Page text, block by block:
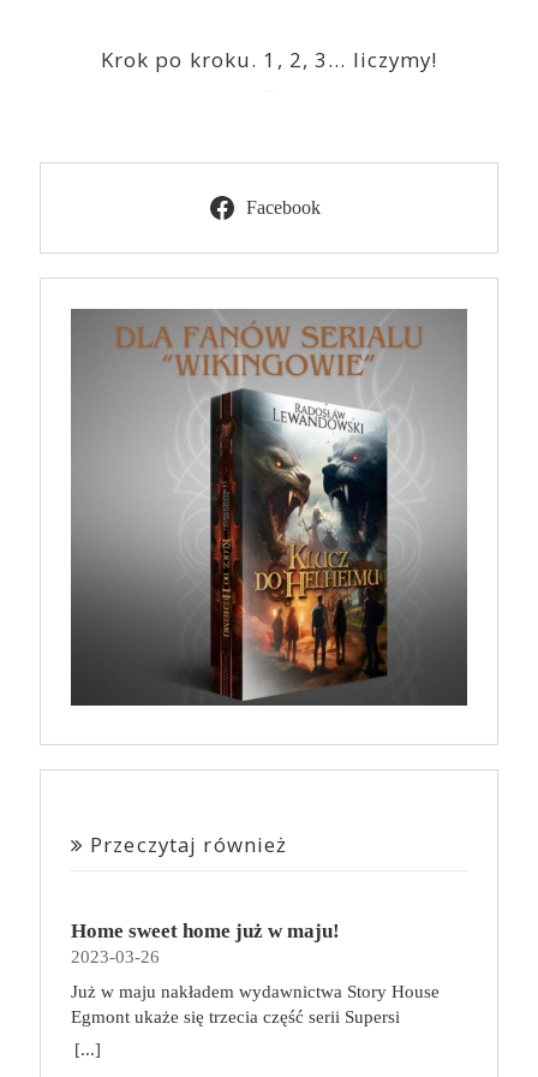
Krok po kroku. 1, 2, 3… liczymy!
Facebook
Przeczytaj również
Home sweet home już w maju!
2023-03-26
Już w maju nakładem wydawnictwa Story House
Egmont ukaże się trzecia część serii Supersi
scenarzysty Frederic Maupome. Ten tom nosi tytuł
[...]